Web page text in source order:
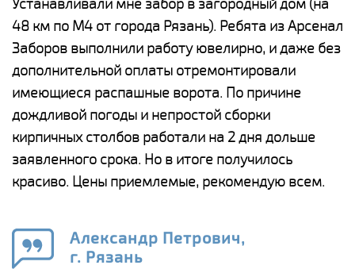
48 км по М4 от города Рязань). Ребята из Арсенал
Заборов выполнили работу ювелирно, и даже без
дополнительной оплаты отремонтировали
имеющиеся распашные ворота. По причине
дождливой погоды и непростой сборки
кирпичных столбов работали на 2 дня дольше
заявленного срока. Но в итоге получилось
красиво. Цены приемлемые, рекомендую всем.
Александр Петрович,
г. Рязань